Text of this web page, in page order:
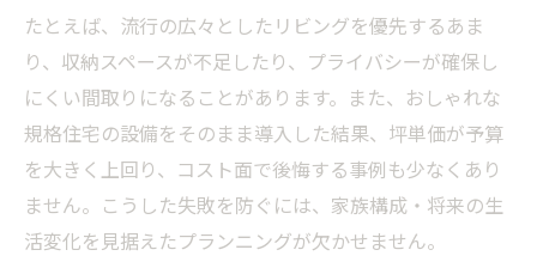
たとえば、流行の広々としたリビングを優先するあま
り、収納スペースが不足したり、プライバシーが確保し
にくい間取りになることがあります。また、おしゃれな
規格住宅の設備をそのまま導入した結果、坪単価が予算
を大きく上回り、コスト面で後悔する事例も少なくあり
ません。こうした失敗を防ぐには、家族構成・将来の生
活変化を見据えたプランニングが欠かせません。